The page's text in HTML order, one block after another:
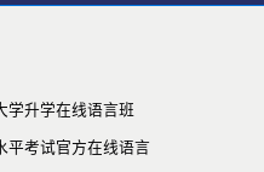
学升学在线语言班
平考试官方在线语言